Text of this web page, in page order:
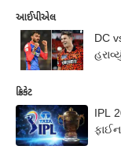
આઈપીએલ
DC
ક્રિકેટ
IPL